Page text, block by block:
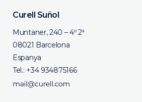
Curell Suñol
Muntaner, 240 – 4º 2ª
08021 Barcelona
Espanya
Tel.: +34 934875166